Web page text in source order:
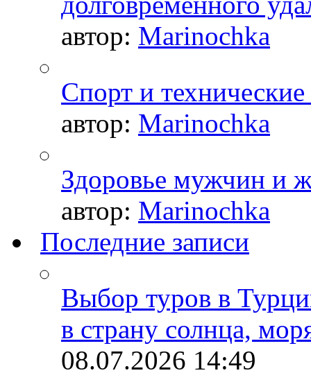
автор: Marinochka
Спорт и
автор: Marinochka
Здоровье мужчин и
автор: Marinochka
Последние записи
Выбор туров в
в страну солнца,
08.07.2026 14:49